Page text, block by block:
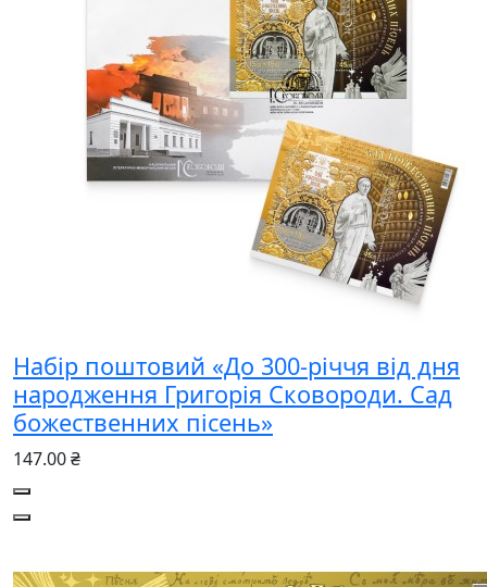
Набір поштовий «До 300-річчя від дня
народження Григорія Сковороди. Сад
божественних пісень»
147.00 ₴